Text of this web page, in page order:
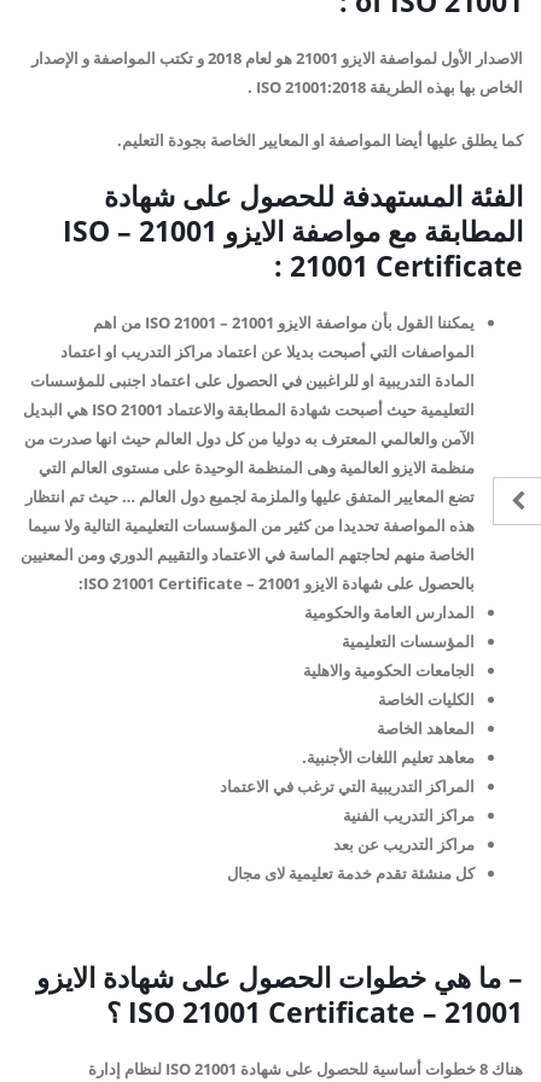
الاصدار الأول لمواصفة الايزو 21001 هو لعام 2018 و تكتب المواصفة و الإصدار
الخاص بها بهذه الطريقة ISO 21001:2018 .
كما يطلق عليها أيضا المواصفة او المعايير الخاصة بجودة التعليم.
الفئة المستهدفة للحصول على شهادة
المطابقة مع مواصفة الايزو 21001 –
ISO
21001 Certificate
:
يمكننا القول بأن مواصفة الايزو 21001 – ISO 21001 من اهم
المواصفات التي أصبحت بديلا عن اعتماد مراكز التدريب او اعتماد
المادة التدريبية او للراغبين في الحصول على اعتماد اجنبى للمؤسسات
التعليمية حيث أصبحت شهادة المطابقة والاعتماد ISO 21001 هي البديل
الآمن والعالمي المعترف به دوليا من كل دول العالم حيث انها صدرت من
منظمة الايزو العالمية وهى المنظمة الوحيدة على مستوى العالم التي
تضع المعايير المتفق عليها والملزمة لجميع دول العالم … حيث تم انتظار
هذه المواصفة تحديدا من كثير من المؤسسات التعليمية التالية ولا سيما
الخاصة منهم لحاجتهم الماسة في الاعتماد والتقييم الدوري ومن المعنيين
بالحصول على شهادة الايزو 21001 – ISO 21001 Certificate
:
المدارس العامة والحكومية
المؤسسات التعليمية
الجامعات الحكومية والاهلية
الكليات الخاصة
المعاهد الخاصة
معاهد تعليم اللغات الأجنبية.
المراكز التدريبية التي ترغب في الاعتماد
مراكز التدريب الفنية
مراكز التدريب عن بعد
كل منشئة تقدم خدمة تعليمية لاى مجال
– ما هي خطوات الحصول على شهادة الايزو
21001 –
ISO 21001 Certificate ؟
هناك 8 خطوات أساسية للحصول على شهادة ISO 21001 لنظام إدارة